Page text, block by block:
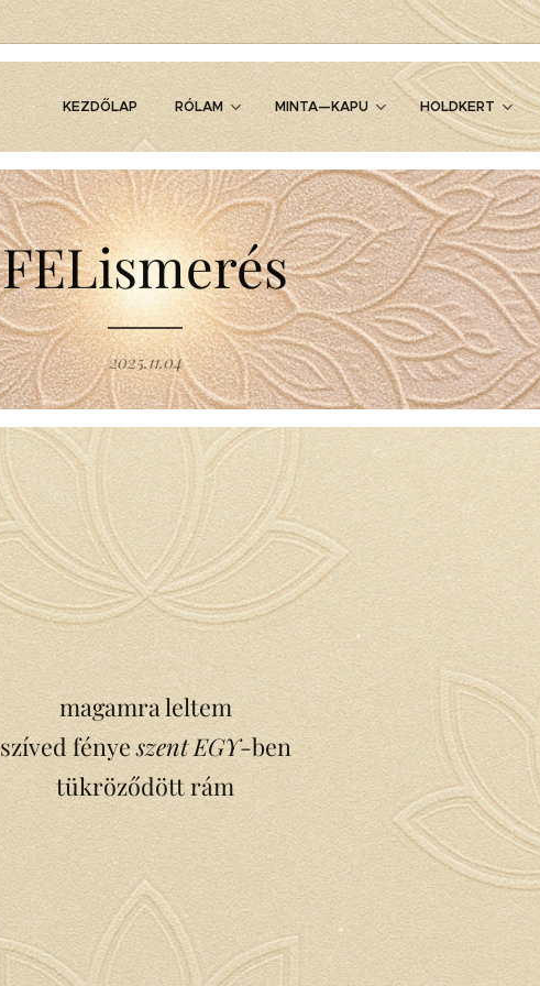
KEZDŐLAP RÓLAM MINTA—KAPU HOLDKERT
FELismerés
2025.11.04
magamra leltem
szíved fényeszent EGY-ben
tükröződött rám